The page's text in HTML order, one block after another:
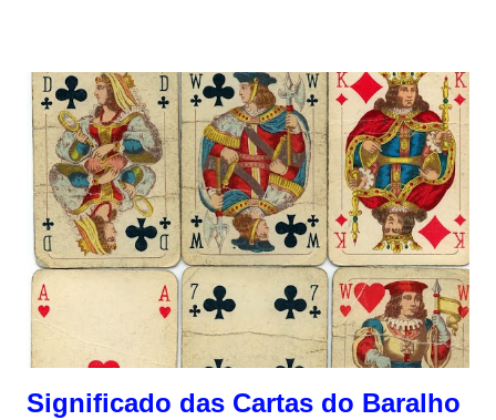
Mistério Quem está matando os seguidores de Satanás?
Warren Ritter, leitor de cartas de Tarot e investigador amador
sem vontade, tem duas semanas para descobrir, ... Agora, as
cartas de avisar do perigo como a Alta Sacerdotisa é lançada
seguido pelo Louco . Alta Sacerdotisa , o segundo no
extremamente original e divertido Tarot Card série de
mistério, ainda revel...
Significado das Cartas do Baralho